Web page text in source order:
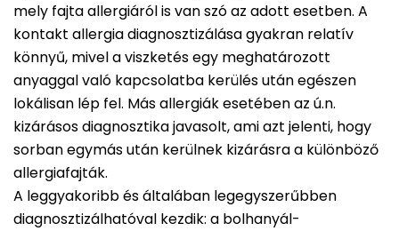
mely fajta allergiáról is van szó az adott esetben. A
kontakt allergia diagnosztizálása gyakran relatív
könnyű, mivel a viszketés egy meghatározott
anyaggal való kapcsolatba kerülés után egészen
lokálisan lép fel. Más allergiák esetében az ú.n.
kizárásos diagnosztika javasolt, ami azt jelenti, hogy
sorban egymás után kerülnek kizárásra a különböző
allergiafajták.
A leggyakoribb és általában legegyszerűbben
diagnosztizálhatóval kezdik: a bolhanyál-